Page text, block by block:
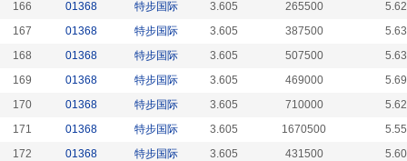
166
01368 特步国际 3.605 265500
167
01368 特步国际 3.605 387500
168
01368 特步国际 3.605 507500
169
01368 特步国际 3.605 469000
170
01368 特步国际 3.605 710000
171
01368 特步国际 3.605 1670500
172
01368 特步国际 3.605 431500